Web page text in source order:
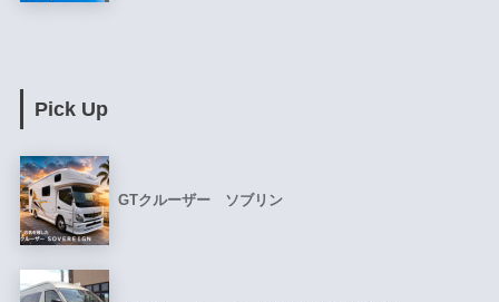
Pick Up
GTクルーザー ソブリン